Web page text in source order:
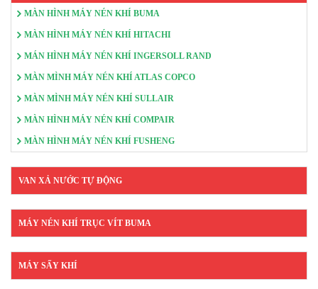
MÀN HÌNH MÁY NÉN KHÍ BUMA
MÀN HÌNH MÁY NÉN KHÍ HITACHI
MÁN HÌNH MÁY NÉN KHÍ INGERSOLL RAND
MÀN MÌNH MÁY NÉN KHÍ ATLAS COPCO
MÀN MÌNH MÁY NÉN KHÍ SULLAIR
MÀN HÌNH MÁY NÉN KHÍ COMPAIR
MÀN HÌNH MÁY NÉN KHÍ FUSHENG
VAN XẢ NƯỚC TỰ ĐỘNG
MÁY NÉN KHÍ TRỤC VÍT BUMA
MÁY SẤY KHÍ